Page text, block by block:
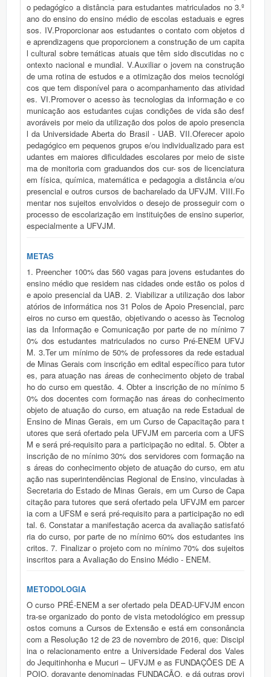
o pedagógico a distância para estudantes matriculados no 3.º
ano do ensino do ensino médio de escolas estaduais e egres
sos. IV.Proporcionar aos estudantes o contato com objetos d
e aprendizagens que proporcionem a construção de um capita
l cultural sobre temáticas atuais que têm sido discutidas no c
ontexto nacional e mundial. V.Auxiliar o jovem na construção
de uma rotina de estudos e a otimização dos meios tecnológi
cos que tem disponível para o acompanhamento das atividad
es. VI.Promover o acesso às tecnologias da informação e co
municação aos estudantes cujas condições de vida são desf
avoráveis por meio da utilização dos polos de apoio presencia
l da Universidade Aberta do Brasil - UAB. VII.Oferecer apoio
pedagógico em pequenos grupos e/ou individualizado para est
udantes em maiores dificuldades escolares por meio de siste
ma de monitoria com graduandos dos cur- sos de licenciatura
em física, química, matemática e pedagogia a distância e/ou
presencial e outros cursos de bacharelado da UFVJM. VIII.Fo
mentar nos sujeitos envolvidos o desejo de prosseguir com o
processo de escolarização em instituições de ensino superior,
especialmente a UFVJM.
METAS
1. Preencher 100% das 560 vagas para jovens estudantes do
ensino médio que residem nas cidades onde estão os polos d
e apoio presencial da UAB. 2. Viabilizar a utilização dos labor
atórios de informática nos 31 Polos de Apoio Presencial, parc
eiros no curso em questão, objetivando o acesso às Tecnolog
ias da Informação e Comunicação por parte de no mínimo 7
0% dos estudantes matriculados no curso Pré-ENEM UFVJ
M. 3.Ter um mínimo de 50% de professores da rede estadual
de Minas Gerais com inscrição em edital específico para tutor
es, para atuação nas áreas de conhecimento objeto de trabal
ho do curso em questão. 4. Obter a inscrição de no mínimo 5
0% dos docentes com formação nas áreas do conhecimento
objeto de atuação do curso, em atuação na rede Estadual de
Ensino de Minas Gerais, em um Curso de Capacitação para t
utores que será ofertado pela UFVJM em parceria com a UFS
M e será pré-requisito para a participação no edital. 5. Obter a
inscrição de no mínimo 30% dos servidores com formação na
s áreas do conhecimento objeto de atuação do curso, em atu
ação nas superintendências Regional de Ensino, vinculadas à
Secretaria do Estado de Minas Gerais, em um Curso de Capa
citação para tutores que será ofertado pela UFVJM em parcer
ia com a UFSM e será pré-requisito para a participação no edi
tal. 6. Constatar a manifestação acerca da avaliação satisfató
ria do curso, por parte de no mínimo 60% dos estudantes ins
critos. 7. Finalizar o projeto com no mínimo 70% dos sujeitos
inscritos para a Avaliação do Ensino Médio - ENEM.
METODOLOGIA
O curso PRÉ-ENEM a ser ofertado pela DEAD-UFVJM encontra-se organizado do ponto de vista metodológico em pressupostos comuns a Cursos de Extensão e está em consonância com a Resolução 12 de 23 de novembro de 2016, que: Disciplina o relacionamento entre a Universidade Federal dos Vales do Jequitinhonha e Mucuri – UFVJM e as FUNDAÇÕES DE APOIO, doravante denominadas FUNDAÇÃO, e dá outras providências. O PRÉ ENEM SE FUNDAMENTA nos princípios estruturantes do Exame Nacional do Ensino Médio - ENEM, a Base Nacional Comum Curricular - BNCC e o Currículo de Referência de Minas Gerais e para tal, considera os seguintes documentos: •Constituição da República Federativa do Brasil, de 05 de outubro de 1988. •Lei N.° 9394,de 20 de dezembro de 1996. Estabelece as Diretrizes e Bases da Educação Nacional. •Lei N.º 9.795, de 27 de abril de 1999, que dispõe sobre a Educação Ambiental, institui a Política Nacional de Educação Ambiental e dá outras providências, o Decreto N.º 4.281 de 25 de junho de 2002, que regulamenta a Lei N.º 9.795, de 27 de abril de 1999 e a Resolução N.º 2, de 15 de junho de 2012, que estabelece as Diretrizes Curriculares Nacionais para a Educação Ambiental. •Lei N.º 10.098, de 19 de dezembro de 2000. Estabelece normas gerais e critérios básicos para a promoção da acessibilidade das pessoas portadoras de deficiência ou com mobilidade reduzida, e dá outras providências. •Lei N.° 10.639, de 09 de janeiro de 2003. Altera a Lei N.° 9.394, de 20 de dezembro de 1996, que estabelece as diretrizes e bases da educação nacional, para incluir no cur- rículo oficial da Rede de Ensino a obrigatoriedade da temática ‖História e Cultura Afro- Brasileira‖, e dá outras providências. •Lei N.° 11.645, de 10 de março de 2008. Altera a Lei N.° 9.394, de 20 de dezembro de 1996, modificada pela Lei N.º 10.639, de 9 de janeiro de 2003, que estabelece as Diretri- zes e Bases da Educação Nacional, para incluir no currículo oficial da rede de ensino a obrigatoriedade da temática ―História e Cultura Afro-Brasileira e Indígena. •Decreto N.º 6.949, de 25 de agosto de 2009. Promulga a convenção internacional sobre os direitos das pessoas com deficiência e seu protocolo facultativo, assinados em Nova York, em 30 de março de 2007 •Decreto N.º 7.611, de 17 de novembro de 2011. Dispõe sobre a Educação Especial, o atendimento educacional especializado e dá outras providências. •Lei N.º 12.764, de 27 de dezembro de 2012. Dispõe sobre a Proteção dos Direitos da Pessoa com Transtorno do Espectro Autista. •Lei N.° 13.005, de 25 de junho de 2014. Plano Nacional de Educação 2014/2024. •Lei N.° 13.146 de 06 de julho de 2015. Institui a Lei Brasileira de Inclusão da Pessoa com Deficiência (Estatuto da Pessoa com Deficiência). •Decreto N.° 5626, de 22 de dezembro de 2005. Regulamenta a Lei 10.436, de 24 de abril de 2002, que dispõe sobre a Língua Brasileira de Sinais, e o Art. 18 da Lei N.º 10.098, de 19 de dezembro de 2000. •Decreto N.º 5.296, de 02 de dezembro de 2004. Regulamenta as Leis N.ºs 10.048, de 08 de novembro de 2000, que dá prioridade de atendimento às pessoas que especifica, e 10.098, de 19 de dezembro de 2000, que estabelece normas gerais e critérios básicos para a promoção da acessibilidade das pessoas portadoras de deficiência ou com mobilidade reduzida, e dá outras providências. •Portaria N.º 1.134, de 10 de outubro de 2016. Revoga a Portaria MEC N.º 4059, de 10 de dezembro de 2004, e estabelece nova redação para o tema. •Parecer CNE/CP N.º 8, de 06 de março de 2012. Trata das Diretrizes Nacionais para a Educação em Direitos Humanos. •Parecer CNE/CES N.º 3, de 02 de julho de 2007. Dispõe sobre procedimentos a serem adotados quanto ao conceito de hora aula, e dá outras providências. •Parecer CNE/CP N.º 003, de março de 2004, trata das Diretrizes Curriculares Nacionais para a Educação das Relações Étnico-Raciais e para o Ensino de História e Cultura Afro- Brasileira e Africana. •Resolução CNE/CP N.º 1, de 30 de maio de 2012. Estabelece as Diretrizes Nacionais para a Educação em Direitos Humanos. •Resolução CNE/CEB N.º4, de 04 de julho de 2010. Define Diretrizes Curriculares Naci- onais Gerais para a Educação Básica. •Plano de Desenvolvimento Institucional – PDI (2017 – 2021) da Universidade Federal dos Vales do Jequitinhonha e Mucuri (UFVJM). •Diretrizes Curriculares Nacionais do Ensino Médio de 2018 (Parecer CNE/CEB nº 3/2018 e Resolução CNE/CEB nº 3/2018) •Normas complementares necessárias ao cumprimento da Política Nacional de Avaliação Portaria n.º 458, de 5 de maio de 2020 •Resolução CNE/CP n.º 4, de 17 de dezembro de 2018 - Institui a Base Nacional Comum Curricular na Etapa do Ensino Médio (BNCC-EM) •Resolução n.º 470, de 27 de junho de 2019, que normatiza a implementação do Currículo Referência de Minas Gerais (CRMG) para a Educação Infantil e Ensino Fundamental. E ainda, a ação de extensão está em consonância com a RESOLUÇÃO Nº. 12, DE 23 DE NOVEMBRO DE 2016 do CONSU que "Disciplina o relacionamento entre a Universidade Federal dos Vales do Jequitinhonha e Mucuri – UFVJM e as FUNDAÇÕES DE APOIO, doravante denominadas FUNDAÇÃO, e dá outras providências. Dessa forma, o convênio celebrado entre a UFVJM, conforme o art. 3º da Resolução 12/2016: "A UFVJM poderá celebrar convênios, contratos e outras formas de parceria com ou sem o apoio da FUNDAÇÃO, por prazo determinado, com a finalidade de receber suporte a Projetos, conforme o parágrafo 1º: Projeto desenvolvido com a participação, ou não, da FUNDAÇÃO deverão ser previamente aprovados, em função da natureza do Projeto, em um dos seguintes Conselhos Acadêmicos: [...] II – se a natureza do projeto for atividades de extensão e cultura, deverá ser apreciado pelo Conselho de Extensão e Cultura (COEXC). Sendo o Projeto Pré-Enem UFVJM, uma atividade de extensão, deverá ser apreciado e aprovado pelo Conselho de Extensão e Cultura. outrossim, conforme o Parágrafo 4º, ítem VI – no que diz respeito à extensão e cultura, o PRÉ ENEM -UFVJM se classifica como "Projetos desenvolvidos em interação com os diversos setores da sociedade que visem o intercâmbio e o aprimoramento do conhecimento utilizado, incluindo a prestação de serviços de extensão, a transferência de tecnologia, as incubadoras de empresas, os parques tecnológicos e os demais ambientes promotores de desenvolvimento regional, preferencialmente na área de abrangência da UFVJM (Res. CONSU, 12/2016). O Projeto Pré-ENEM surge também, numa parceria entre a Pró-Reitoria de Extensão a Pró-reitoria de Graduação e a Diretoria de Educação á Distância, com o objetivo de fornecer a comunidade local uma preparação de qualidade e sem custos para ingressar numa universidade pública e, ao mesmo tempo, auxiliar na prática a formação dos graduandos em licenciatura da UFVJM, na qual poderão atuar como monitores e estagiários,uma vez que, para os tutores de disciplina e de supervisão, é possibilitada a complementação das experiências obtidas nos estágios em sala de aula, preenchendo lacunas da formação docente, favorecendo a interação entre Universidade e os discentes dos cursos de licenciatura da Universidade Federal dos Vales do Jequitinhonha e Mucuri. O Pré-Enem da UFVJM também visa a formação e desenvolvimento dos graduandos. Para além de fornecer preparação para os alunos da rede pública que desejam ingressar em um Curso Superior, ao mesmo tempo, auxilia a formação dos graduandos em licenciatura da UFVJM. Assim como afima Medeiros( 2016) "[...] esse preparatório é totalmente gratuito, com professores habilitados em formação, onde a [...] Universidade coloca a disposição desse projeto social (integração escola sociedade) buscando oferecer um futuro mais promissor aos estudantes carentes dos territórios dos Vales do Jequitinhonha, Mucuri, norte, nordeste e noroeste de Minas. Segundo Medeiros(2016) é interessante evidenciar, que alguns professores envolvidos já têm certa experiência na arte de ensinar, mas além da ação em sala de aula, tem a necessidade de preparar o material didático e dispor de algumas horas disponíveis para tirar dúvidas dos próprios estudantes envolvidos no projeto (MEDEIROS, 2016). Segundo Gonçalves, Latto e Mendes ( 2019, p.1 - 6) a proposta de um Preparatório para o ENEM coaduna com a lógica da inclusão social à medida que propõe dois eixos principais: 1) Proporcionar aos jovens e adultos das classes populares o contato com o conhecimento escolarizado, bem como a atualização de conteúdos; 2). Estabelecer um vínculo entre a formação de professores e a extensão através da prática de ensino nos cursos de licenciatura da Universidade (UFRRJ, 2016 apud GONÇALVES ET AL, 2019, p.1-6). A organização didática do Curso Pré-ENEM na Modalidade a Distância busca atender a tais pressupostos, pois, encontra-se pautada em princípios de inclusão social e principios de cidadania. Corroboramos com Gonçalves, Latto e Mendes (2019) quando estes afirmam que a implementação de um curso deste porte [...] em universidades publicas objetivou criar um espaço de inclusão social e promoção da cidadania, ao abrir suas portas para a população. Articular a Universidade, a rede pública de ensino e a comunidade fomenta questões ligadas à educação e à cidadania. Segundo os autores, há particularidades em se estabelecer um curso Preparatório para o ENEM dentro de uma Universidade pública, pois as justificativas são: - O Espaço da universidade como um espaço de responsabilidade social cidadã, no qual o conhecimento produzido circula fora dos portões da Universidade, para que a ela possa voltar oxigenado; - A Responsabilidade da Universidade com todos os níveis de Educação, visto que o ensino superior é apenas uma das fases de formação escolarizada e, sendo assim, a educação básica também deve ser meta da universidade. [...] - A Possibilidade da construção de um espaço para o ensino-aprendizagem que aproxime as classes populares da universidade, permitindo a implantação desta discussão tanto nos meio